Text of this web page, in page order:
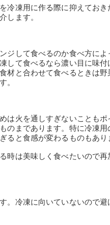
冷凍用に作る際に抑えてお
します。
ジして食べるのか食べ方に
して食べるなら濃い目に味付
材と合わせて食べるときは
。
は火を通しすぎないこともポ
のまであります。特に冷凍
ると食感が変わるものもあり
時は美味しく食べたいので
。冷凍に向いていないので